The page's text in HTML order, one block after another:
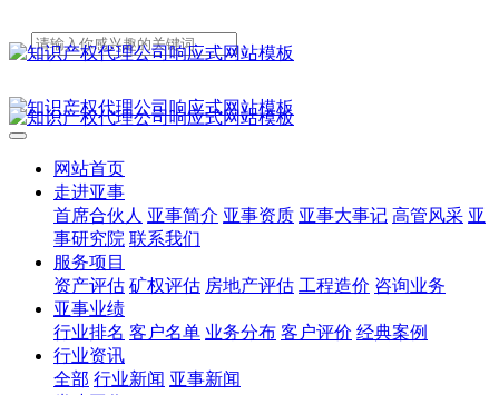
网站首页
走进亚事
首席合伙人 亚事简介 亚事资质 亚事大事记 高管风采 亚
事研究院 联系我们
服务项目
资产评估 矿权评估 房地产评估 工程造价 咨询业务
亚事业绩
行业排名 客户名单 业务分布 客户评价 经典案例
行业资讯
全部 行业新闻 亚事新闻